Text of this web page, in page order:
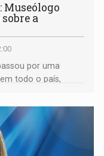
Museólogo
a
por uma
todo o país,